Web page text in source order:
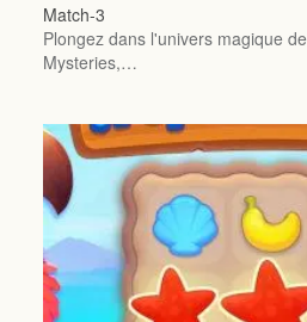
Match-3
Plongez dans l'univers magique
Mysteries,…